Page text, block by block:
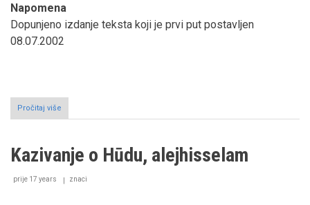
Napomena
Dopunjeno izdanje teksta koji je prvi put postavljen
08.07.2002
Pročitaj više
Kazivanje
prijatelju
Ibrahimu,
alejhisselam
Kazivanje o Hūdu, alejhisselam
prije 17 years znaci